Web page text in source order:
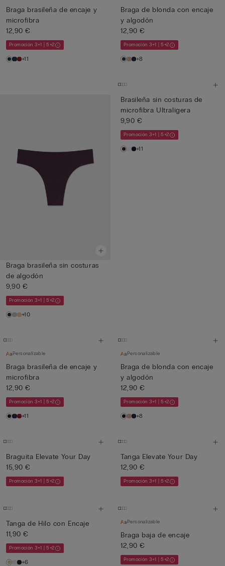
Braga brasileña de encaje y
microfibra
12,90 €
Promoción 3+1 | 5+2
+11
Braga de blonda con encaje
y algodón
12,90 €
Promoción 3+1 | 5+2
+8
Braga brasileña sin costuras
de algodón
9,90 €
Promoción 3+1 | 5+2
+10
Brasileña sin costuras de
microfibra Ultraligera
9,90 €
Promoción 3+1 | 5+2
+11
Personalizable
Braga brasileña de encaje y
microfibra
12,90 €
Promoción 3+1 | 5+2
+11
Personalizable
Braga de blonda con encaje
y algodón
12,90 €
Promoción 3+1 | 5+2
+8
Braguita Elevate Your Day
15,90 €
Promoción 3+1 | 5+2
Tanga Elevate Your Day
12,90 €
Promoción 3+1 | 5+2
Tanga de Hilo con Encaje
11,90 €
Promoción 3+1 | 5+2
+6
Personalizable
Braga baja de encaje
12,90 €
Promoción 3+1 | 5+2